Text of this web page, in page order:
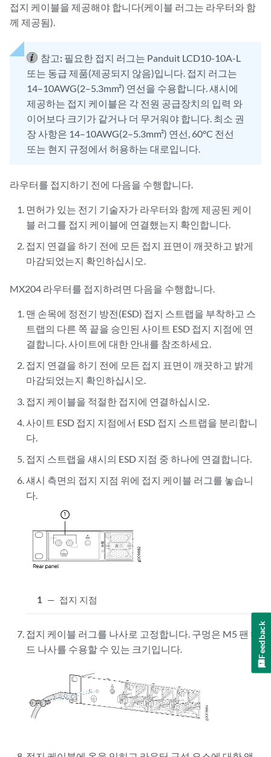
접지 케이블을 제공해야 합니다(케이블 러그는 라우터와 함
께 제공됨).
참고: 필요한 접지 러그는 Panduit LCD10-10A-L
또는 동급 제품(제공되지 않음)입니다. 접지 러그는
14–10AWG(2–5.3mm²) 연선을 수용합니다. 섀시에
제공하는 접지 케이블은 각 전원 공급장치의 입력 와
이어보다 크기가 같거나 더 무거워야 합니다. 최소 권
장 사항은 14–10AWG(2–5.3mm²) 연선, 60°C 전선
또는 현지 규정에서 허용하는 대로입니다.
라우터를 접지하기 전에 다음을 수행합니다.
면허가 있는 전기 기술자가 라우터와 함께 제공된 케이
블 러그를 접지 케이블에 연결했는지 확인합니다.
접지 연결을 하기 전에 모든 접지 표면이 깨끗하고 밝게
마감되었는지 확인하십시오.
MX204 라우터를 접지하려면 다음을 수행합니다.
맨 손목에 정전기 방전(ESD) 접지 스트랩을 부착하고 스
트랩의 다른 쪽 끝을 승인된 사이트 ESD 접지 지점에 연
결합니다. 사이트에 대한 안내를 참조하세요.
접지 연결을 하기 전에 모든 접지 표면이 깨끗하고 밝게
마감되었는지 확인하십시오.
접지 케이블을 적절한 접지에 연결하십시오.
사이트 ESD 접지 지점에서 ESD 접지 스트랩을 분리합니
다.
접지 스트랩을 섀시의 ESD 지점 중 하나에 연결합니다.
섀시 측면의 접지 지점 위에 접지 케이블 러그를 놓습니
다.
1 — 접지 지점
접지 케이블 러그를 나사로 고정합니다. 구멍은 M5 팬 헤
드 나사를 수용할 수 있는 크기입니다.
Feedback